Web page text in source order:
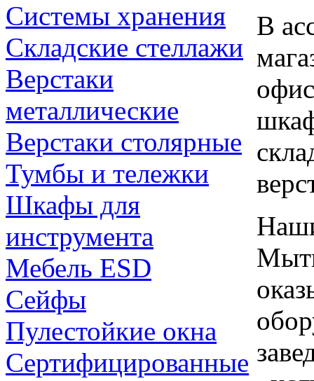
Системы хранения
Складские стеллажи
Верстаки
металлические
Верстаки столярные
Тумбы и тележки
Шкафы для
инструмента
Мебель ESD
Сейфы
Пулестойкие окна
Сертифицированные
В